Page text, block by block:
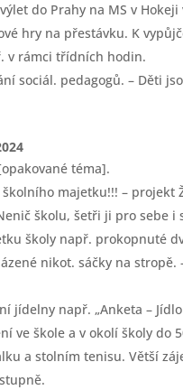
do Prahy na MS v
hry na přestávku. K
v rámci třídních hodin.
sociál. pedagogů. – Děti
téma].
majetku!!! – projekt
školu, šetři ji pro sebe
školy např. prokopnuté
nikot. sáčky na
jídelny např. „Anketa –
ve škole a v okolí školy do
a stolním tenisu. Větší